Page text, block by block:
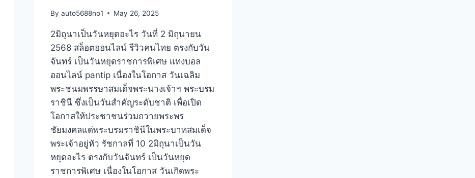
By auto5688no1 May 26, 2025
2มิถุนาเป็นวันหยุดอะไร วันที่ 2 มิถุนายน
2568 สล็อตออนไลน์ รีวิวคนไทย ตรงกับวัน
จันทร์ เป็นวันหยุดราชการพิเศษ แทงบอล
ออนไลน์ pantip เนื่องในโอกาส วันเฉลิม
พระชนมพรรษาสมเด็จพระนางเจ้าฯ พระบรม
ราชินี ซึ่งเป็นวันสำคัญระดับชาติ เพื่อเปิด
โอกาสให้ประชาชนร่วมถวายพระพร
ชัยมงคลแด่พระบรมราชินีในพระบาทสมเด็จ
พระเจ้าอยู่หัว รัชกาลที่ 10 2มิถุนาเป็นวัน
หยุดอะไร ตรงกับวันจันทร์ เป็นวันหยุด
ราชการพิเศษ เนื่องในโอกาส วันเกิดพระ